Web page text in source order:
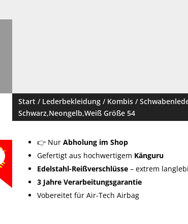
Start / Lederbekleidung / Kombis /
Schwarz,Neongelb,Weiß Größe 54
👉 NurAbholung im Shop
Gefertigt aus hochwertigem Känguru
Edelstahl-Reißverschlüsse – extrem
3 Jahre Verarbeitungsgarantie
Vobereitet für Air-Tech Airbag